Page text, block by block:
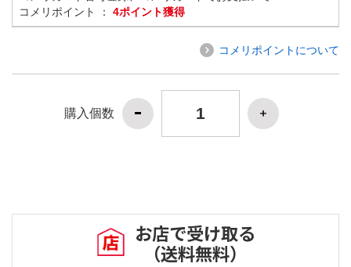
コメリポイント ： 4ポイント獲得
コメリポイントについて
購入個数
お店で受け取る
（送料無料）